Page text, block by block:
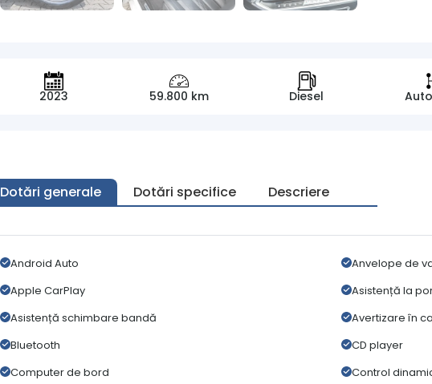
2023 59.800 km Diesel
Dotări generale Dotări specifice Descriere
Android Auto
Anvelope de
Apple CarPlay
Asistență la
Asistență schimbare bandă
Avertizare în
Bluetooth
CD player
Computer de bord
Control